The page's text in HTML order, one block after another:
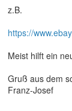
z.B.
https://
Meist hilft ein
Gruß aus dem
Franz-Josef